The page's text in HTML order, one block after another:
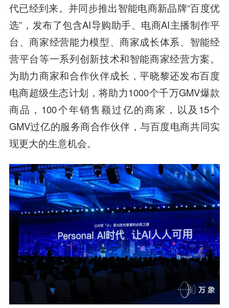
代已经到来。并同步推出智能电商新品牌“百度优
选”，发布了包含AI导购助手、电商AI主播制作平
台、商家经营能力模型、商家成长体系、智能经
营平台等一系列创新技术和智能商家经营方案。
为助力商家和合作伙伴成长，平晓黎还发布百度
电商超级生态计划，将助力1000个千万GMV爆款
商品，100个年销售额过亿的商家，以及15个
GMV过亿的服务商合作伙伴，与百度电商共同实
现更大的生意机会。